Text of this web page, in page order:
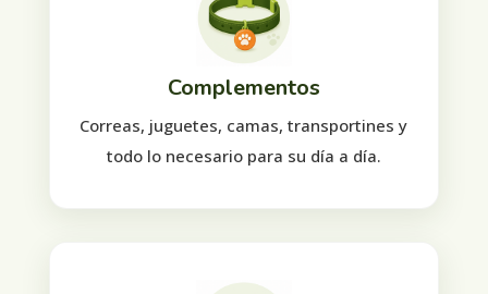
Complementos
Correas, juguetes, camas, transportines y
todo lo necesario para su día a día.